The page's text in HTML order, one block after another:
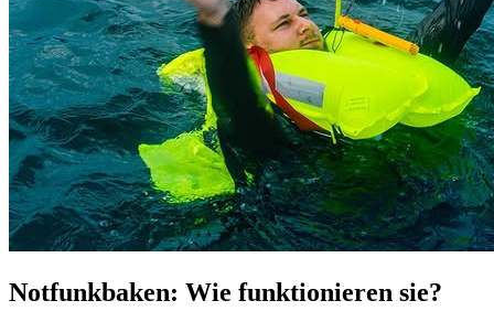
Notfunkbaken: Wie funktionieren sie?